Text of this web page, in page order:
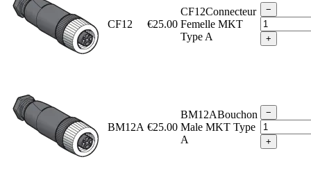
CF12 €25.00
CF12Connecteur
Femelle MKT
Type A
−
+
BM12A €25.00
BM12ABouchon
Male MKT Type
A
−
+